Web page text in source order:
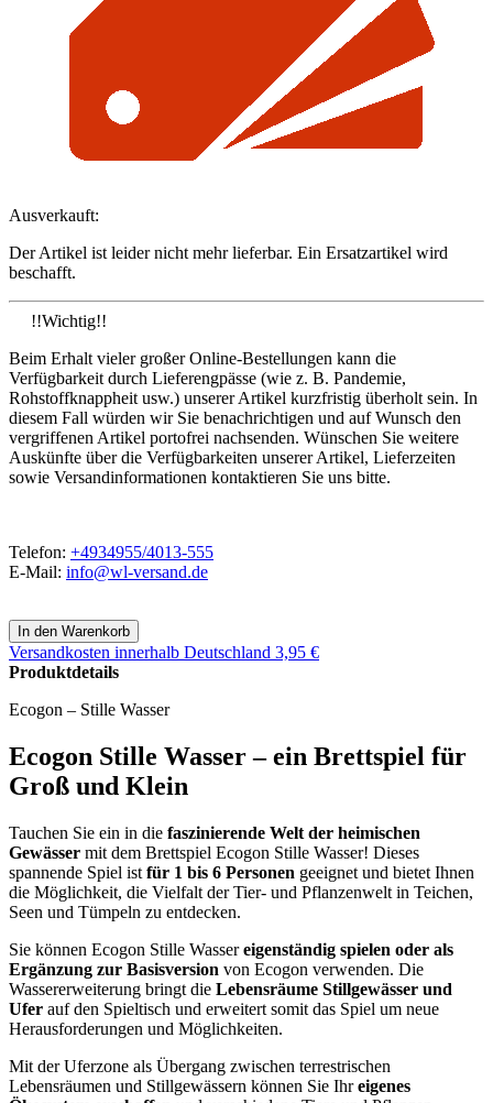
Ausverkauft:
Der Artikel ist leider nicht mehr lieferbar. Ein Ersatzartikel wird
beschafft.
!!Wichtig!!
Beim Erhalt vieler großer Online-Bestellungen kann die
Verfügbarkeit durch Lieferengpässe (wie z. B. Pandemie,
Rohstoffknappheit usw.) unserer Artikel kurzfristig überholt sein. In
diesem Fall würden wir Sie benachrichtigen und auf Wunsch den
vergriffenen Artikel portofrei nachsenden. Wünschen Sie weitere
Auskünfte über die Verfügbarkeiten unserer Artikel, Lieferzeiten
sowie Versandinformationen kontaktieren Sie uns bitte.
Telefon: +4934955/4013-555
E-Mail: info@wl-versand.de
Versandkosten innerhalb Deutschland 3,95 €
Produktdetails
Ecogon – Stille Wasser
Ecogon Stille Wasser – ein Brettspiel für
Groß und Klein
Tauchen Sie ein in die faszinierende Welt der heimischen
Gewässer mit dem Brettspiel Ecogon Stille Wasser! Dieses
spannende Spiel ist für 1 bis 6 Personen geeignet und bietet Ihnen
die Möglichkeit, die Vielfalt der Tier- und Pflanzenwelt in Teichen,
Seen und Tümpeln zu entdecken.
Sie können Ecogon Stille Wassereigenständig spielen oder als
Ergänzung zur Basisversion von Ecogon verwenden. Die
Wassererweiterung bringt die Lebensräume Stillgewässer und
Ufer auf den Spieltisch und erweitert somit das Spiel um neue
Herausforderungen und Möglichkeiten.
Mit der Uferzone als Übergang zwischen terrestrischen
Lebensräumen und Stillgewässern können Sie Ihreigenes